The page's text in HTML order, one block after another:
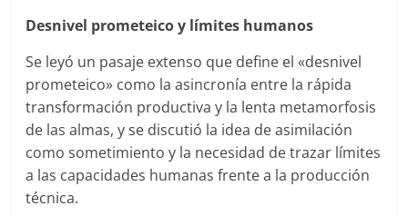
Desnivel prometeico y límites humanos
Se leyó un pasaje extenso que define el «desnivel
prometeico» como la asincronía entre la rápida
transformación productiva y la lenta metamorfosis
de las almas, y se discutió la idea de asimilación
como sometimiento y la necesidad de trazar límites
a las capacidades humanas frente a la producción
técnica.